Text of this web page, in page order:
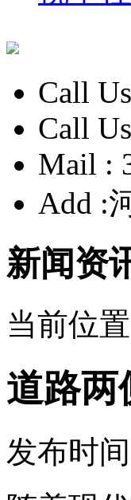
Call
Call
Mail :
Add :
新闻资
当前位置
道路两
发布时